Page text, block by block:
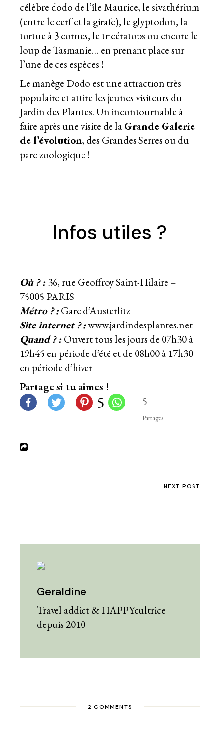
célèbre dodo de l’île Maurice, le sivathérium
(entre le cerf et la girafe), le glyptodon, la
tortue à 3 cornes, le tricératops ou encore le
loup de Tasmanie… en prenant place sur
l’une de ces espèces !
Le manège Dodo est une attraction très
populaire et attire les jeunes visiteurs du
Jardin des Plantes. Un incontournable à
faire après une visite de laGrande Galerie
de l’évolution, des Grandes Serres ou du
parc zoologique !
Infos utiles ?
Où ? :36, rue Geoffroy Saint-Hilaire –
75005 PARIS
Métro ? :Gare d’Austerlitz
Site internet ? :www.jardindesplantes.net
Quand ? :Ouvert tous les jours de 07h30 à
19h45 en période d’été et de 08h00 à 17h30
en période d’hiver
Partage si tu aimes !
5 5
Partages
NEXT POST
Geraldine
Travel addict & HAPPYcultrice
depuis 2010
2 COMMENTS